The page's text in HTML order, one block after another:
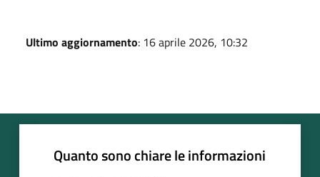
Ultimo aggiornamento: 16 aprile 2026, 10:32
Quanto sono chiare le informazioni